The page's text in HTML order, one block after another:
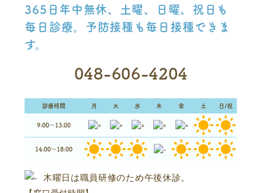
365日年中無休、土曜、日曜、祝日も
毎日診療。予防接種も毎日接種できま
す。
048-606-4204
診療時間 月 火 水 木 金 土 日/祝
9:00～13:00
14:00～18:00
木曜日は職員研修のため午後休診。